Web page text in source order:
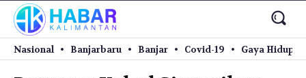
Nasional Banjarbaru Banjar Covid-19 Gaya Hidup